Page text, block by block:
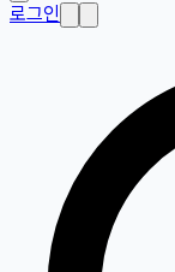
로그인